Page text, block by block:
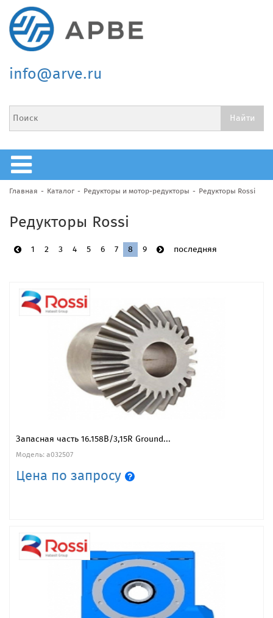
info@arve.ru
Главная Каталог Редукторы и мотор-редукторы Редукторы Rossi
Редукторы Rossi
1 2 3 4 5 6 7 8 9 последняя
Запасная часть 16.158B/3,15R Ground...
Модель: a032507
Цена по запросу